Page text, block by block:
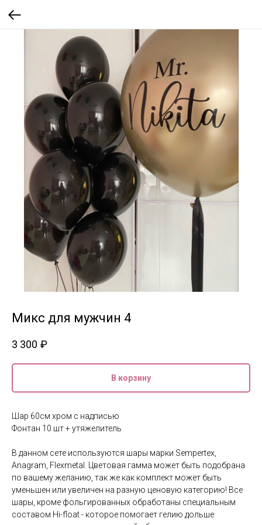
Микс для мужчин 4
3 300 ₽
В корзину
Шар 60см хром с надписью
Фонтан 10 шт + утяжелитель
В данном сете используются шары марки Sempertex,
Anagram, Flexmetal. Цветовая гамма может быть подобрана
по вашему желанию, так же как комплект может быть
уменьшен или увеличен на разную ценовую категорию! Все
шары, кроме фольгированных обработаны специальным
составом Hi-float - которое помогает гелию дольше